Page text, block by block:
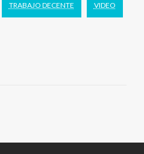
TRABAJO DECENTE VIDEO